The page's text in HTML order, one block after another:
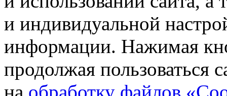
и индивидуальной
информации. Нажимая
продолжая пользоваться